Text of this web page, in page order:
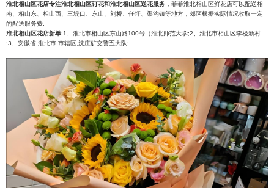
淮北相山区花店专注淮北相山区订花和淮北相山区送花服务 ，菲菲淮北相山区鲜花店可以配送相
南、相山东、相山西、三堤口、东山、刘桥、任圩、渠沟镇等地方，郊区根据实际情况收取一定
的配送服务费.
淮北相山区花店新单:1、淮北市相山区东山路100号（淮北师范大学;2、淮北市相山区李楼新村
;3、安徽省,淮北市,市辖区,沈庄矿交警五大队;